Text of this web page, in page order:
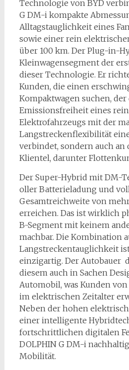
Technologie von BYD
G DM-i kompakte
Alltagstauglichkeit eines
sowie einer rein
über 100 km. Der Plug-in-
Kleinwagensegment der
dieser Technologie. Er
Kunden, die einen
Kompaktwagen suchen, der
Emissionsfreiheit eines
Elektrofahrzeugs mit der
Langstreckenflexibilität
verbindet, sondern auch an
Klientel, darunter
Der Super-Hybrid mit DM-
oller Batterieladung und
Gesamtreichweite von
erreichen. Das ist wirklich
B-Segment mit keinem
machbar. Die Kombination
Langstreckentauglichkeit
einzigartig. Der Autobauer
diesem auch in Sachen
Automobil, was Kunden
im elektrischen Zeitalter
Neben der hohen
einer intelligente
fortschrittlichen digitalen
DOLPHIN G DM-i
Mobilität.